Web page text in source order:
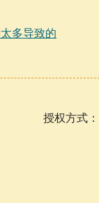
多导致的
授权方式：